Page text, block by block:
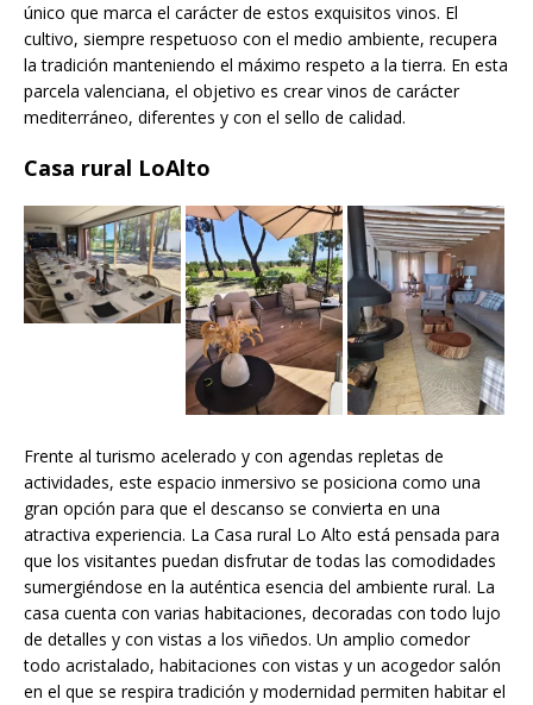
único que marca el carácter de estos exquisitos vinos. El
cultivo, siempre respetuoso con el medio ambiente, recupera
la tradición manteniendo el máximo respeto a la tierra. En esta
parcela valenciana, el objetivo es crear vinos de carácter
mediterráneo, diferentes y con el sello de calidad.
Casa rural LoAlto
Frente al turismo acelerado y con agendas repletas de
actividades, este espacio inmersivo se posiciona como una
gran opción para que el descanso se convierta en una
atractiva experiencia. La Casa rural Lo Alto está pensada para
que los visitantes puedan disfrutar de todas las comodidades
sumergiéndose en la auténtica esencia del ambiente rural. La
casa cuenta con varias habitaciones, decoradas con todo lujo
de detalles y con vistas a los viñedos. Un amplio comedor
todo acristalado, habitaciones con vistas y un acogedor salón
en el que se respira tradición y modernidad permiten habitar el